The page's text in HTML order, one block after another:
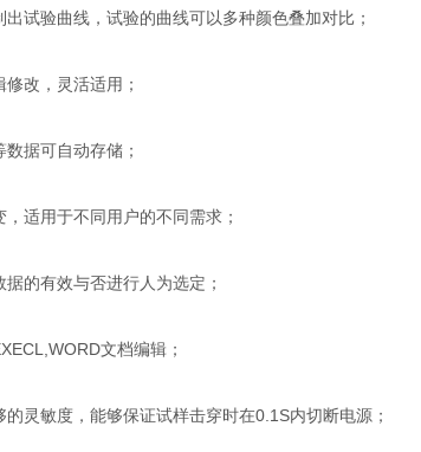
试验曲线，试验的曲线可以多种颜色叠加对比；
改，灵活适用；
据可自动存储；
适用于不同用户的不同需求；
的有效与否进行人为选定；
文档编辑；
灵敏度，能够保证试样击穿时在0.1S内切断电源；